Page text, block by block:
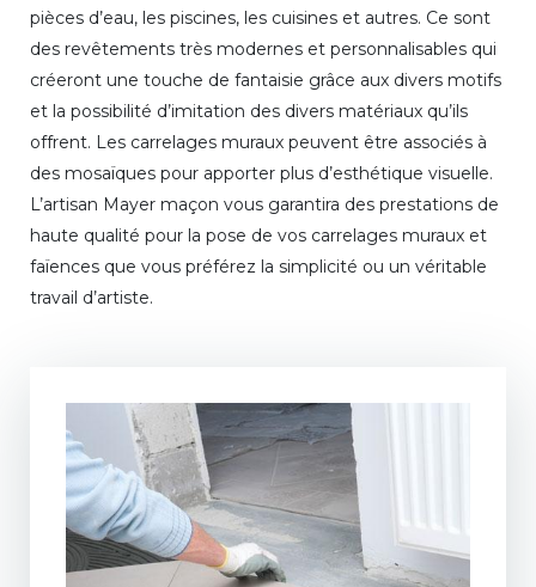
pièces d’eau, les piscines, les cuisines et autres. Ce sont
des revêtements très modernes et personnalisables qui
créeront une touche de fantaisie grâce aux divers motifs
et la possibilité d’imitation des divers matériaux qu’ils
offrent. Les carrelages muraux peuvent être associés à
des mosaïques pour apporter plus d’esthétique visuelle.
L’artisan Mayer maçon vous garantira des prestations de
haute qualité pour la pose de vos carrelages muraux et
faïences que vous préférez la simplicité ou un véritable
travail d’artiste.